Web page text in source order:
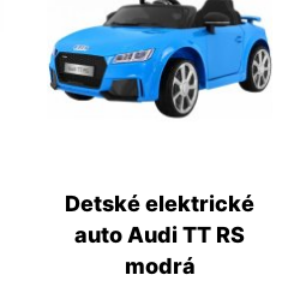
Detské elektrické
auto Audi TT RS
modrá